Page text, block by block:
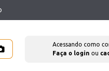
Acessando como
Faça o login ou